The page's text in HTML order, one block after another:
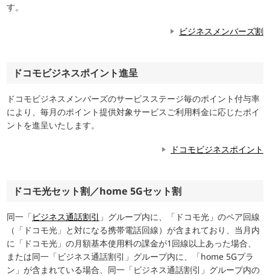
す。
ビジネスメンバーズ割
ドコモビジネスポイント進呈
ドコモビジネスメンバーズのサービスステージ毎のポイント付与率
により、毎月のポイント提供対象サービスご利用料金に応じたポイ
ントを進呈いたします。
ドコモビジネスポイント
ドコモ光セット割／home 5Gセット割
同一「ビジネス通話割引 」グループ内に、「ドコモ光」のペア回線
（「ドコモ光」と対になる携帯電話回線）が含まれており、当月内
に「ドコモ光」の月額基本使用料の課金が1回線以上あった場合、
または同一「ビジネス通話割引」グループ内に、「home 5Gプラ
ン」が含まれている場合、同一「ビジネス通話割引」グループ内の